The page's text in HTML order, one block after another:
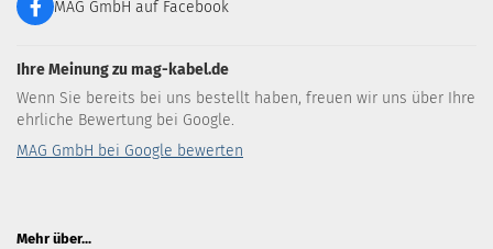
MAG GmbH auf Facebook
Ihre Meinung zu mag-kabel.de
Wenn Sie bereits bei uns bestellt haben, freuen wir uns über Ihre
ehrliche Bewertung bei Google.
MAG GmbH bei Google bewerten
Mehr über...